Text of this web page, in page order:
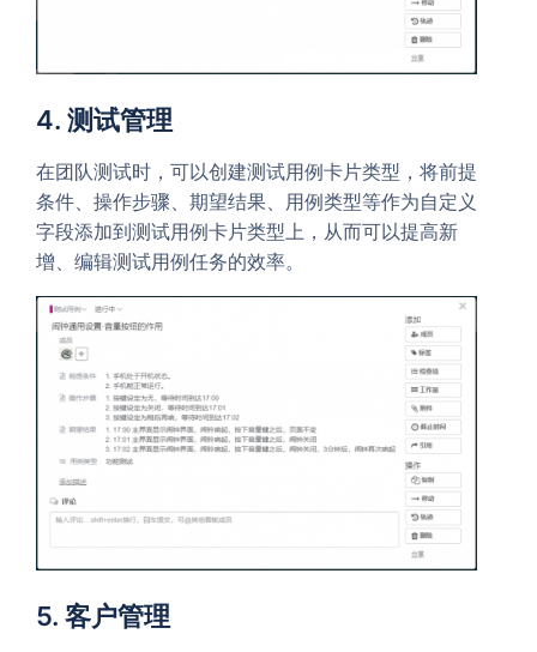
4. 测试管理
在团队测试时，可以创建测试用例卡片类型，将前提
条件、操作步骤、期望结果、用例类型等作为自定义
字段添加到测试用例卡片类型上，从而可以提高新
增、编辑测试用例任务的效率。
5. 客户管理